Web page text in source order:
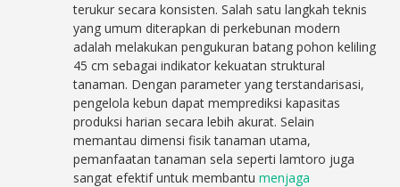
terukur secara konsisten. Salah satu langkah teknis
yang umum diterapkan di perkebunan modern
adalah melakukan pengukuran batang pohon keliling
45 cm sebagai indikator kekuatan struktural
tanaman. Dengan parameter yang terstandarisasi,
pengelola kebun dapat memprediksi kapasitas
produksi harian secara lebih akurat. Selain
memantau dimensi fisik tanaman utama,
pemanfaatan tanaman sela seperti lamtoro juga
sangat efektif untuk membantumenjaga